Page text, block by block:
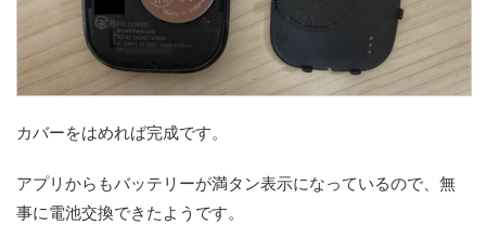
カバーをはめれば完成です。
アプリからもバッテリーが満タン表示になっているので、無
事に電池交換できたようです。